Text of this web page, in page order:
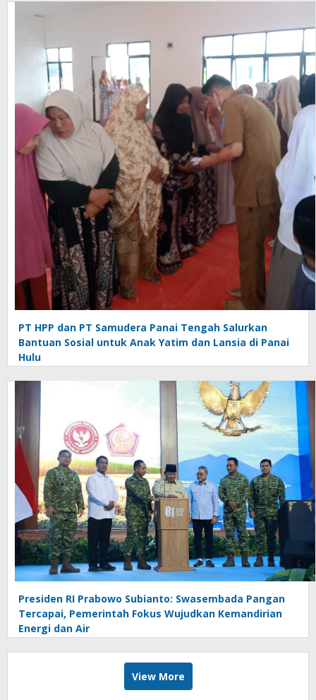
PT HPP dan PT Samudera Panai Tengah Salurkan
Bantuan Sosial untuk Anak Yatim dan Lansia di Panai
Hulu
Presiden RI Prabowo Subianto: Swasembada Pangan
Tercapai, Pemerintah Fokus Wujudkan Kemandirian
Energi dan Air
View More